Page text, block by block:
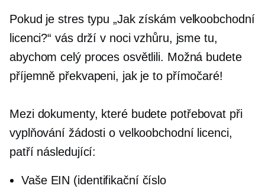
Pokud je stres typu „Jak získám velkoobchodní
licenci?“ vás drží v noci vzhůru, jsme tu,
abychom celý proces osvětlili. Možná budete
příjemně překvapeni, jak je to přímočaré!
Mezi dokumenty, které budete potřebovat při
vyplňování žádosti o velkoobchodní licenci,
patří následující:
Vaše EIN (identifikační číslo